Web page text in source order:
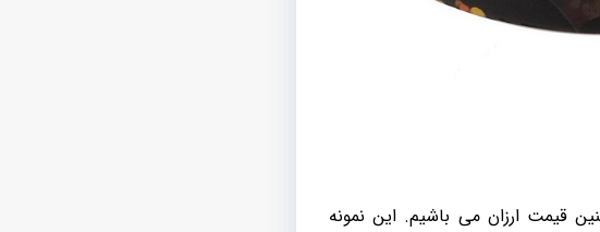
قیمت ارزان می باشیم. این نمونه